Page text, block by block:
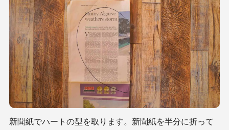
新聞紙でハートの型を取ります。新聞紙を半分に折って